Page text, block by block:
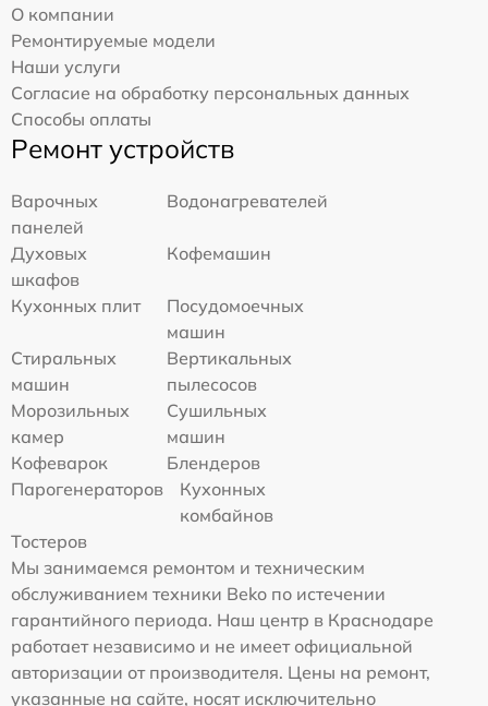
О компании
Ремонтируемые модели
Наши услуги
Согласие на обработку персональных данных
Способы оплаты
Ремонт устройств
Варочных
панелей
Водонагревателей
Духовых
шкафов
Кофемашин
Кухонных плит
Посудомоечных
машин
Стиральных
машин
Вертикальных
пылесосов
Морозильных
камер
Сушильных
машин
Кофеварок
Блендеров
Парогенераторов
Кухонных
комбайнов
Тостеров
Мы занимаемся ремонтом и техническим
обслуживанием техники Beko по истечении
гарантийного периода. Наш центр в Краснодаре
работает независимо и не имеет официальной
авторизации от производителя. Цены на ремонт,
указанные на сайте, носят исключительно